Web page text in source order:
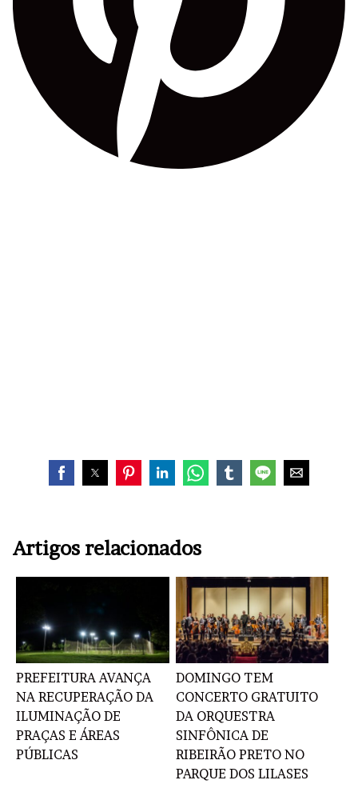
Artigos relacionados
PREFEITURA AVANÇA
NA RECUPERAÇÃO DA
ILUMINAÇÃO DE
PRAÇAS E ÁREAS
PÚBLICAS
DOMINGO TEM
CONCERTO GRATUITO
DA ORQUESTRA
SINFÔNICA DE
RIBEIRÃO PRETO NO
PARQUE DOS LILASES